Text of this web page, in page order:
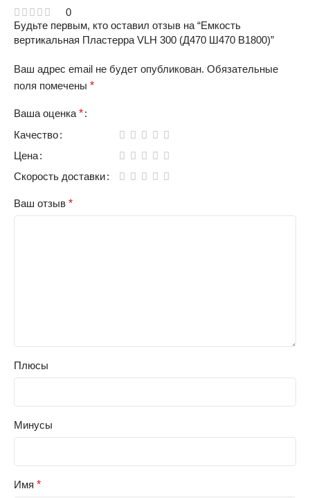
0
Будьте первым, кто оставил отзыв на “Емкость
вертикальная Пластерра VLH 300 (Д470 Ш470 В1800)”
Ваш адрес email не будет опубликован. Обязательные
поля помечены *
Ваша оценка *
Качество
Цена
Скорость доставки
Ваш отзыв *
Плюсы
Минусы
Имя *